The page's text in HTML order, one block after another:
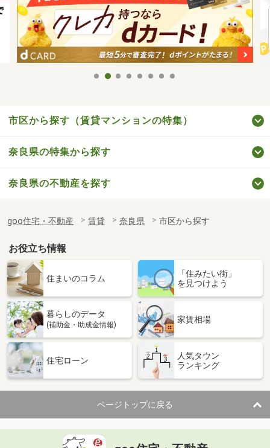
市区から探す（賃貸マンションの特集）
奈良県の特集から探す
奈良県の不動産を探す
goo住宅・不動産 賃貸 奈良県 市区から探す
お役立ち情報
住まいのコラム
「住みたい街」
を見つけよう
暮らしのデータ
(補助金・助成金情報)
家賃相場
住宅ローン
人気タウン
ランキング
ページトップに戻る